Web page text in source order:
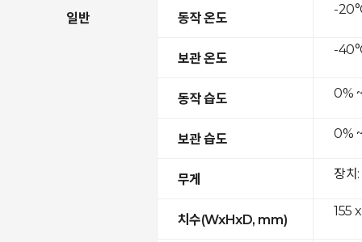
일반 동작 온도
보관 온도
동작 습도
보관 습도
무게
치수(WxHxD, mm)
-
-
0%
0%
장치
155